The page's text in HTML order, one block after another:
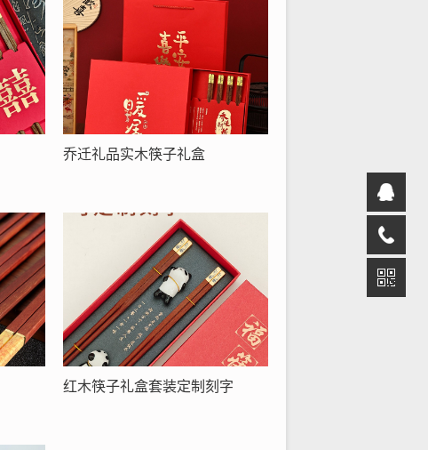
乔迁礼品实木筷子礼盒
红木筷子礼盒套装定制刻字